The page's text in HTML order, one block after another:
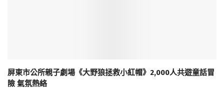
屏東市公所親子劇場《大野狼拯救小紅帽》2,000人共遊童話冒
險 氣氛熱絡